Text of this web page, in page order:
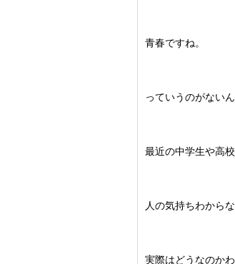
青春ですね。
っていうのがないん
最近の中学生や高校
人の気持ちわから
実際はどうなのか